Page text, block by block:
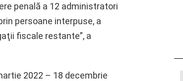
penală a 12 administratori
persoane interpuse, a
fiscale restante”, a
2022 – 18 decembrie